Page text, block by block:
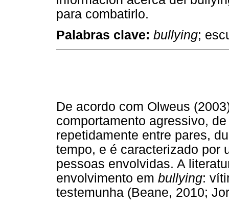
para combatirlo.
Palabras clave: bullying;
De acordo com Olweus
comportamento agressivo,
repetidamente entre pares,
tempo, e é caracterizado por
pessoas envolvidas. A
envolvimento em bullying:
testemunha (Beane, 2010;